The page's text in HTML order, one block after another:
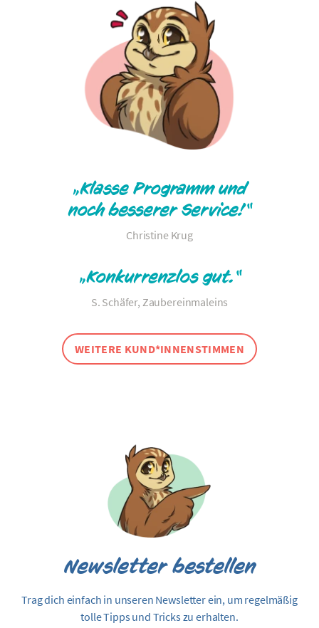
„Klasse Programm und
noch besserer Service!“
Christine Krug
„Konkurrenzlos gut.“
S. Schäfer, Zaubereinmaleins
WEITERE KUND*INNENSTIMMEN
Newsletter bestellen
Trag dich einfach in unseren Newsletter ein, um regelmäßig
tolle Tipps und Tricks zu erhalten.